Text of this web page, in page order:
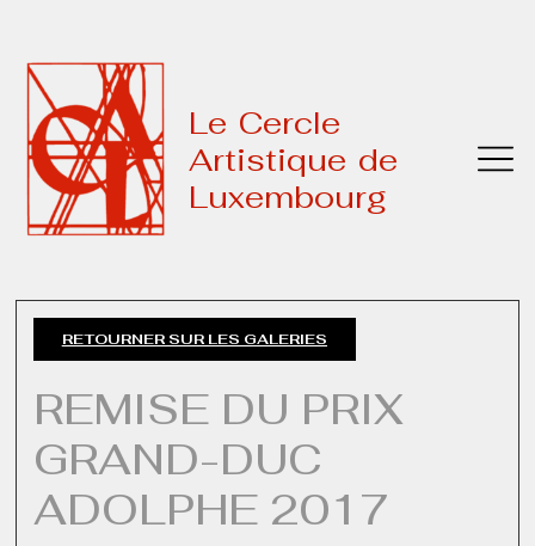
Le Cercle
Artistique de
Luxembourg
RETOURNER SUR LES GALERIES
REMISE DU PRIX
GRAND-DUC
ADOLPHE 2017